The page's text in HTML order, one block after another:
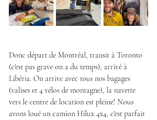
Donc départ de Montréal, transit à Toronto
(c'est pas grave on a du temps), arrivé à
Libéria. On arrive avec tous nos bagages
(valises et 4 vélos de montagne), la navette
vers le centre de location est pleine! Nous
avons loué un camion Hilux 4x4, c'est parfait